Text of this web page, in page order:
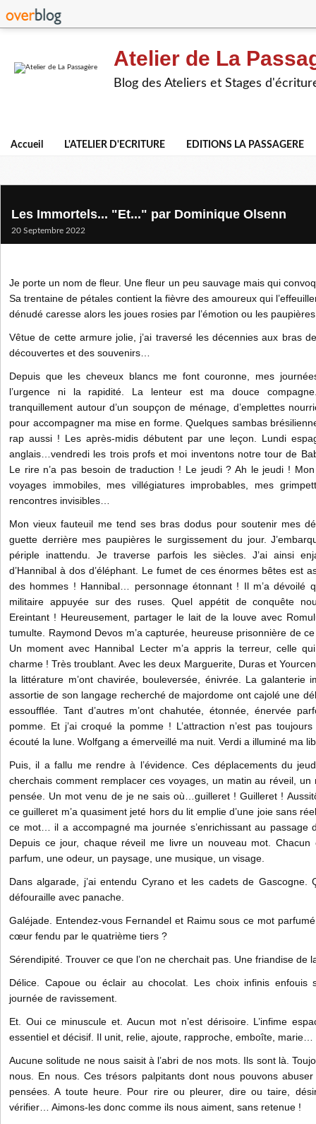
Atelier de La
Blog des Ateliers et Stages
Accueil L'ATELIER D'ECRITURE EDITIONS LA PASSAGERE
Les Immortels... "Et..." par Dominique Olsenn
20 Septembre 2022
Je porte un nom de fleur. Une fleur un peu sauvage mais qui
Sa trentaine de pétales contient la fièvre des amoureux qui
dénudé caresse alors les joues rosies par l’émotion ou les
Vêtue de cette armure jolie, j’ai traversé les décennies aux bras
découvertes et des souvenirs…
Depuis que les cheveux blancs me font couronne, mes
l’urgence ni la rapidité. La lenteur est ma douce
tranquillement autour d’un soupçon de ménage, d’emplettes
pour accompagner ma mise en forme. Quelques sambas
rap aussi ! Les après-midis débutent par une leçon. Lundi
anglais…vendredi les trois profs et moi inventons notre tour de
Le rire n’a pas besoin de traduction ! Le jeudi ? Ah le jeudi !
voyages immobiles, mes villégiatures improbables, mes
rencontres invisibles…
Mon vieux fauteuil me tend ses bras dodus pour soutenir mes
guette derrière mes paupières le surgissement du jour.
périple inattendu. Je traverse parfois les siècles. J’ai ainsi
d’Hannibal à dos d’éléphant. Le fumet de ces énormes bêtes est
des hommes ! Hannibal… personnage étonnant ! Il m’a dévoilé
militaire appuyée sur des ruses. Quel appétit de conquête
Ereintant ! Heureusement, partager le lait de la louve avec
tumulte. Raymond Devos m’a capturée, heureuse prisonnière de
Un moment avec Hannibal Lecter m’a appris la terreur, celle
charme ! Très troublant. Avec les deux Marguerite, Duras et
la littérature m’ont chavirée, bouleversée, énivrée. La galanterie
assortie de son langage recherché de majordome ont cajolé une
essoufflée. Tant d’autres m’ont chahutée, étonnée, énervée
pomme. Et j’ai croqué la pomme ! L’attraction n’est pas
écouté la lune. Wolfgang a émerveillé ma nuit. Verdi a illuminé ma
Puis, il a fallu me rendre à l’évidence. Ces déplacements du
cherchais comment remplacer ces voyages, un matin au réveil,
pensée. Un mot venu de je ne sais où…guilleret ! Guilleret !
ce guilleret m’a quasiment jeté hors du lit emplie d’une joie sans
ce mot… il a accompagné ma journée s’enrichissant au passage
Depuis ce jour, chaque réveil me livre un nouveau mot.
parfum, une odeur, un paysage, une musique, un visage.
Dans algarade, j’ai entendu Cyrano et les cadets de Gascogne.
défouraille avec panache.
Galéjade. Entendez-vous Fernandel et Raimu sous ce mot parfumé
cœur fendu par le quatrième tiers ?
Sérendipité. Trouver ce que l’on ne cherchait pas. Une friandise de
Délice. Capoue ou éclair au chocolat. Les choix infinis enfouis
journée de ravissement.
Et. Oui ce minuscule et. Aucun mot n’est dérisoire. L’infime
essentiel et décisif. Il unit, relie, ajoute, rapproche, emboîte, marie…
Aucune solitude ne nous saisit à l’abri de nos mots. Ils sont là.
nous. En nous. Ces trésors palpitants dont nous pouvons
pensées. A toute heure. Pour rire ou pleurer, dire ou taire,
vérifier… Aimons-les donc comme ils nous aiment, sans retenue !